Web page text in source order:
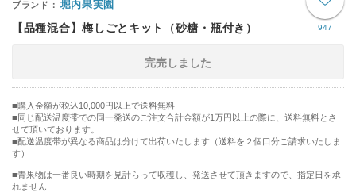
947
堀内果実園
【品種混合】梅しごとキット（砂糖・瓶付き）
完売しました
購入金額が税込10,000円以上で送料無料
同じ配送温度帯での同一発送のご注文合計金額が1万円以上の際に、送料無料とさ
せて頂いております。
■配送温度帯が異なる商品は分けて出荷いたします（送料を２個口分ご請求いたしま
す）
■青果物は一番良い時期を見計らって収穫し、発送させて頂きますので、指定日を承
れません